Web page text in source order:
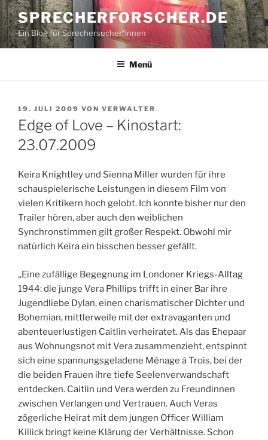
Zum
Inhalt
springen
SPRECHERFORSCHER.DE
Ein Blog für Sprechersucher*innen
Menü
VERÖFFENTLICHT
AM
19. JULI 2009 VON VERWALTER
Edge of Love – Kinostart:
23.07.2009
Keira Knightley und Sienna Miller wurden für ihre
schauspielerische Leistungen in diesem Film von
vielen Kritikern hoch gelobt. Ich konnte bisher nur den
Trailer hören, aber auch den weiblichen
Synchronstimmen gilt großer Respekt. Obwohl mir
natürlich Keira ein bisschen besser gefällt.
„Eine zufällige Begegnung im Londoner Kriegs-Alltag
1944: die junge Vera Phillips trifft in einer Bar ihre
Jugendliebe Dylan, einen charismatischer Dichter und
Bohemian, mittlerweile mit der extravaganten und
abenteuerlustigen Caitlin verheiratet. Als das Ehepaar
aus Wohnungsnot mit Vera zusammenzieht, entspinnt
sich eine spannungsgeladene Ménage á Trois, bei der
die beiden Frauen ihre tiefe Seelenverwandschaft
entdecken. Caitlin und Vera werden zu Freundinnen
zwischen Verlangen und Vertrauen. Auch Veras
zögerliche Heirat mit dem jungen Officer William
Killick bringt keine Klärung der Verhältnisse. Schon